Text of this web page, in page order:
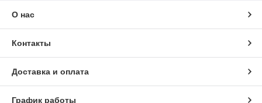
О нас
Контакты
Доставка и оплата
График работы